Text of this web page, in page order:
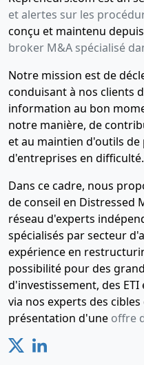
et alertes sur les
conçu et maintenu
broker M&A spécialisé
Notre mission est de
conduisant à nos clients
information au bon
notre manière, de
et au maintien d'outils
d'entreprises en difficulté.
Dans ce cadre, nous
de conseil en Distressed
réseau d'experts
spécialisés par secteur
expérience en
possibilité pour des
d'investissement, des
via nos experts des
présentation d'une offre